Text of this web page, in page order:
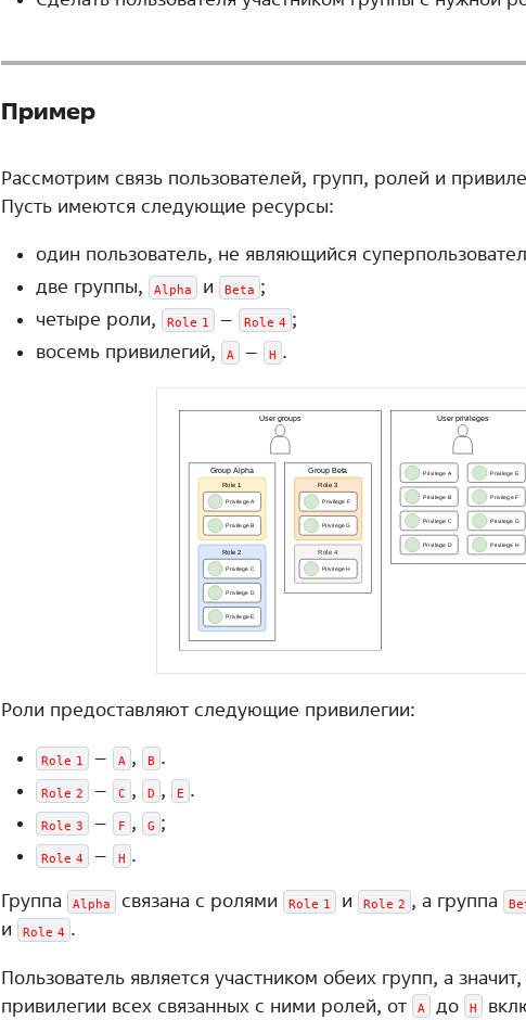
Пример
Рассмотрим связь пользователей, групп, ролей и
Пусть имеются следующие ресурсы:
один пользователь, не являющийся
две группы,
Alpha и Beta ;
четыре роли,
Role 1 – Role 4 ;
восемь привилегий,
A – H .
Роли предоставляют следующие привилегии:
Role 1 – A , B .
Role 2 – C , D , E .
Role 3 – F , G ;
Role 4 – H .
Группа Alpha связана с ролями Role 1 и Role 2 , а группа
и Role 4 .
Пользователь является участником обеих групп, а
привилегии всех связанных с ними ролей, от
A до H